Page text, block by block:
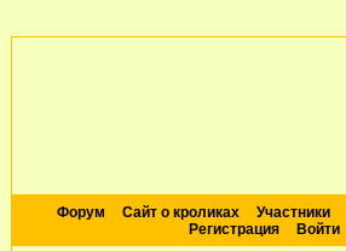
Форум Сайт о кроликах Участники
Регистрация
Войти